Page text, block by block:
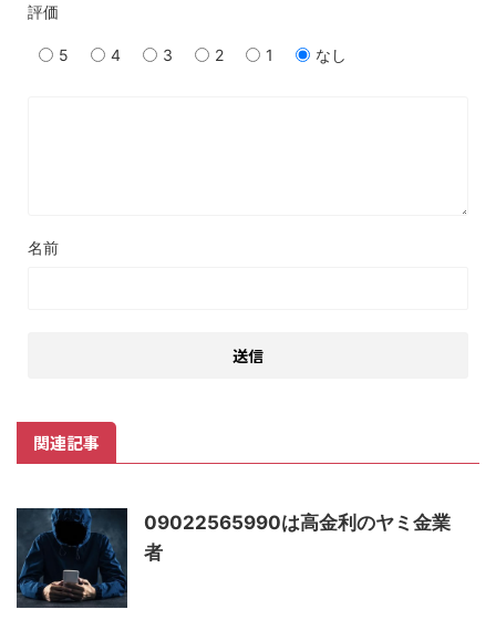
評価
5 4 3 2 1 なし
名前
関連記事
09022565990は高金利のヤミ金業
者